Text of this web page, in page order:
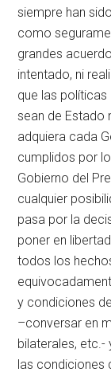
siempre han
como
grandes
intentado, ni
que las
sean de Estado
adquiera cada
cumplidos por
Gobierno del
cualquier
pasa por la
poner en
todos los
y condiciones
–conversar en
bilaterales,
las condiciones